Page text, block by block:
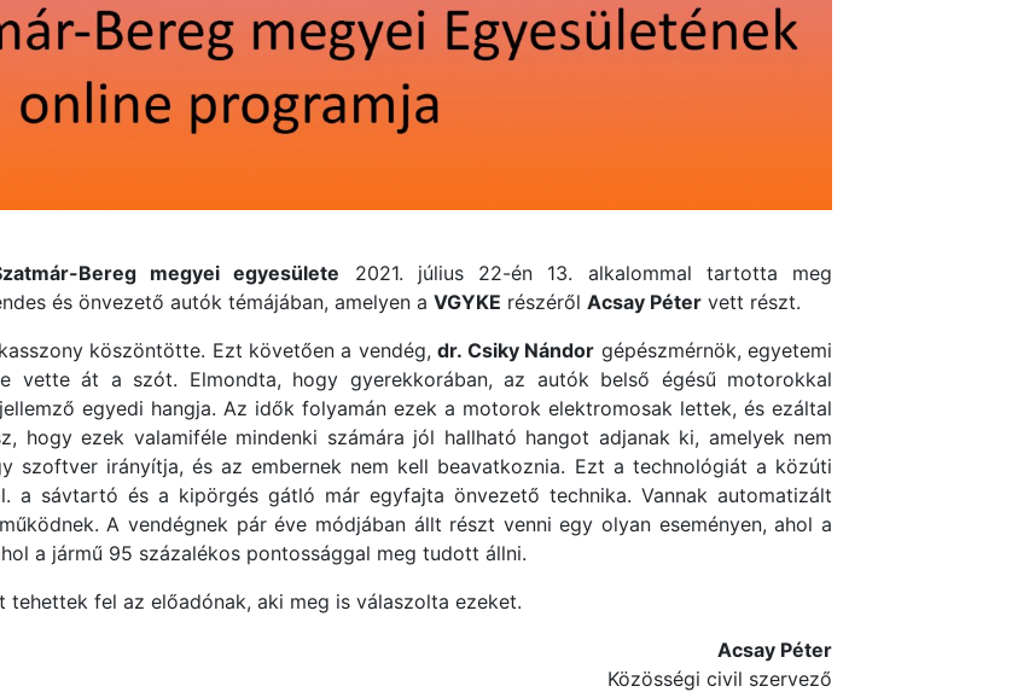
Bereg megyei egyesülete 2021. július 22-én 13. alkalommal tartotta meg
és önvezető autók témájában, amelyen a VGYKE részéről Acsay Péter vett részt.
köszöntötte. Ezt követően a vendég,dr. Csiky Nándor gépészmérnök, egyetemi
vette át a szót. Elmondta, hogy gyerekkorában, az autók belső égésű motorokkal
egyedi hangja. Az idők folyamán ezek a motorok elektromosak lettek, és ezáltal
hogy ezek valamiféle mindenki számára jól hallható hangot adjanak ki, amelyek nem
szoftver irányítja, és az embernek nem kell beavatkoznia. Ezt a technológiát a közúti
a sávtartó és a kipörgés gátló már egyfajta önvezető technika. Vannak automatizált
A vendégnek pár éve módjában állt részt venni egy olyan eseményen, ahol a
a jármű 95 százalékos pontossággal meg tudott állni.
fel az előadónak, aki meg is válaszolta ezeket.
Acsay Péter
Közösségi civil szervező